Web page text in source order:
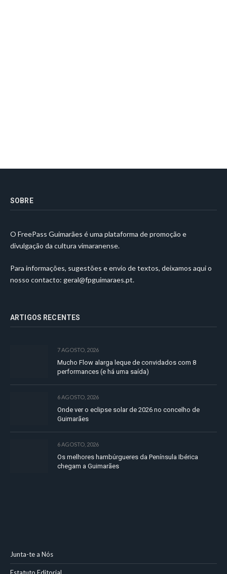
SOBRE
O FreePass Guimarães é uma plataforma de promoção e
divulgação da cultura vimaranense.
Para informações, sugestões e envio de textos, deixamos aqui o
nosso contacto: geral@fpguimaraes.pt.
ARTIGOS RECENTES
7 AGOSTO, 2026
Mucho Flow alarga leque de convidados com 8
performances (e há uma saída)
6 AGOSTO, 2026
Onde ver o eclipse solar de 2026 no concelho de
Guimarães
6 AGOSTO, 2026
Os melhores hambúrgueres da Península Ibérica
chegam a Guimarães
Junta-te a Nós